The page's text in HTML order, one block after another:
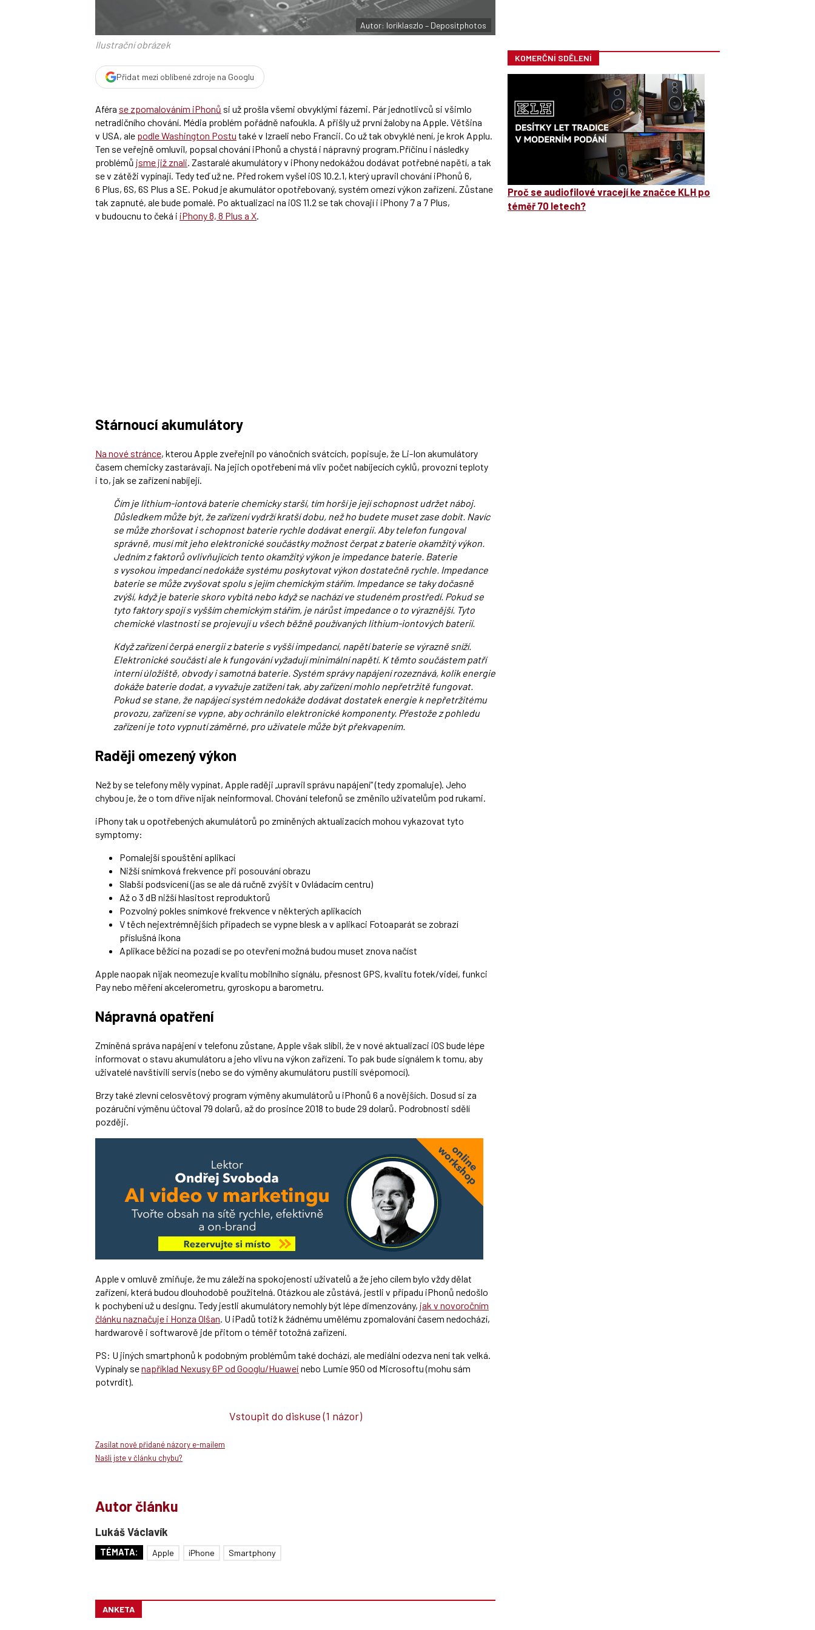
Autor: loriklaszlo – Depositphotos
Ilustrační obrázek
Přidat mezi oblíbené zdroje na Googlu
Aféra se zpomalováním iPhonů si už prošla všemi obvyklými fázemi. Pár jednotlivců si všimlo
netradičního chování. Média problém pořádně nafoukla. A přišly už první žaloby na Apple. Většina
v USA, ale podle Washington Postu také v Izraeli nebo Francii. Co už tak obvyklé není, je krok Applu.
Ten se veřejně omluvil, popsal chování iPhonů a chystá i nápravný program.Příčinu i následky
problémů jsme již znali. Zastaralé akumulátory v iPhony nedokážou dodávat potřebné napětí, a tak
se v zátěži vypínají. Tedy teď už ne. Před rokem vyšel iOS 10.2.1, který upravil chování iPhonů 6,
6 Plus, 6S, 6S Plus a SE. Pokud je akumulátor opotřebovaný, systém omezí výkon zařízení. Zůstane
tak zapnuté, ale bude pomalé. Po aktualizaci na iOS 11.2 se tak chovají i iPhony 7 a 7 Plus,
v budoucnu to čeká i iPhony 8, 8 Plus a X.
Stárnoucí akumulátory
Na nové stránce, kterou Apple zveřejnil po vánočních svátcích, popisuje, že Li-Ion akumulátory
časem chemicky zastarávají. Na jejich opotřebení má vliv počet nabíjecích cyklů, provozní teploty
i to, jak se zařízení nabíjejí.
Čím je lithium-iontová baterie chemicky starší, tím horší je její schopnost udržet náboj.
Důsledkem může být, že zařízení vydrží kratší dobu, než ho budete muset zase dobít. Navíc
se může zhoršovat i schopnost baterie rychle dodávat energii. Aby telefon fungoval
správně, musí mít jeho elektronické součástky možnost čerpat z baterie okamžitý výkon.
Jedním z faktorů ovlivňujících tento okamžitý výkon je impedance baterie. Baterie
s vysokou impedancí nedokáže systému poskytovat výkon dostatečně rychle. Impedance
baterie se může zvyšovat spolu s jejím chemickým stářím. Impedance se taky dočasně
zvýší, když je baterie skoro vybitá nebo když se nachází ve studeném prostředí. Pokud se
tyto faktory spojí s vyšším chemickým stářím, je nárůst impedance o to výraznější. Tyto
chemické vlastnosti se projevují u všech běžně používaných lithium-iontových baterií.
Když zařízení čerpá energii z baterie s vyšší impedancí, napětí baterie se výrazně sníží.
Elektronické součásti ale k fungování vyžadují minimální napětí. K těmto součástem patří
interní úložiště, obvody i samotná baterie. Systém správy napájení rozeznává, kolik energie
dokáže baterie dodat, a vyvažuje zatížení tak, aby zařízení mohlo nepřetržitě fungovat.
Pokud se stane, že napájecí systém nedokáže dodávat dostatek energie k nepřetržitému
provozu, zařízení se vypne, aby ochránilo elektronické komponenty. Přestože z pohledu
zařízení je toto vypnutí záměrné, pro uživatele může být překvapením.
Raději omezený výkon
Než by se telefony měly vypínat, Apple raději „upravil správu napájení“ (tedy zpomaluje). Jeho
chybou je, že o tom dříve nijak neinformoval. Chování telefonů se změnilo uživatelům pod rukami.
iPhony tak u opotřebených akumulátorů po zmíněných aktualizacích mohou vykazovat tyto
symptomy:
Pomalejší spouštění aplikací
Nižší snímková frekvence při posouvání obrazu
Slabší podsvícení (jas se ale dá ručně zvýšit v Ovládacím centru)
Až o 3 dB nižší hlasitost reproduktorů
Pozvolný pokles snímkové frekvence v některých aplikacích
V těch nejextrémnějších případech se vypne blesk a v aplikaci Fotoaparát se zobrazí
příslušná ikona
Aplikace běžící na pozadí se po otevření možná budou muset znova načíst
Apple naopak nijak neomezuje kvalitu mobilního signálu, přesnost GPS, kvalitu fotek/videí, funkci
Pay nebo měření akcelerometru, gyroskopu a barometru.
Nápravná opatření
Zmíněná správa napájení v telefonu zůstane, Apple však slíbil, že v nové aktualizaci iOS bude lépe
informovat o stavu akumulátoru a jeho vlivu na výkon zařízení. To pak bude signálem k tomu, aby
uživatelé navštívili servis (nebo se do výměny akumulátoru pustili svépomocí).
Brzy také zlevní celosvětový program výměny akumulátorů u iPhonů 6 a novějších. Dosud si za
pozáruční výměnu účtoval 79 dolarů, až do prosince 2018 to bude 29 dolarů. Podrobnosti sdělí
později.
Apple v omluvě zmiňuje, že mu záleží na spokojenosti uživatelů a že jeho cílem bylo vždy dělat
zařízení, která budou dlouhodobě použitelná. Otázkou ale zůstává, jestli v případu iPhonů nedošlo
k pochybení už u designu. Tedy jestli akumulátory nemohly být lépe dimenzovány, jak v novoročním
článku naznačuje i Honza Olšan . U iPadů totiž k žádnému umělému zpomalování časem nedochází,
hardwarově i softwarově jde přitom o téměř totožná zařízení.
PS: U jiných smartphonů k podobným problémům také dochází, ale mediální odezva není tak velká.
Vypínaly senapříklad Nexusy 6P od Googlu/Huawei nebo Lumie 950 od Microsoftu (mohu sám
potvrdit).
Vstoupit do diskuse(1 názor)
Zasílat nově přidané názory e-mailem
Našli jste v článku chybu?
Autor článku
Lukáš Václavík
TÉMATA: Apple iPhone Smartphony
ANKETA
KOMERČNÍ SDĚLENÍ
Proč se audiofilové vracejí ke značce KLH po
téměř 70 letech?